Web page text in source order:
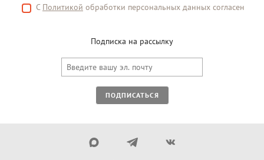
С Политикой обработки персональных данных согласен
Подписка на рассылку
ПОДПИСАТЬСЯ